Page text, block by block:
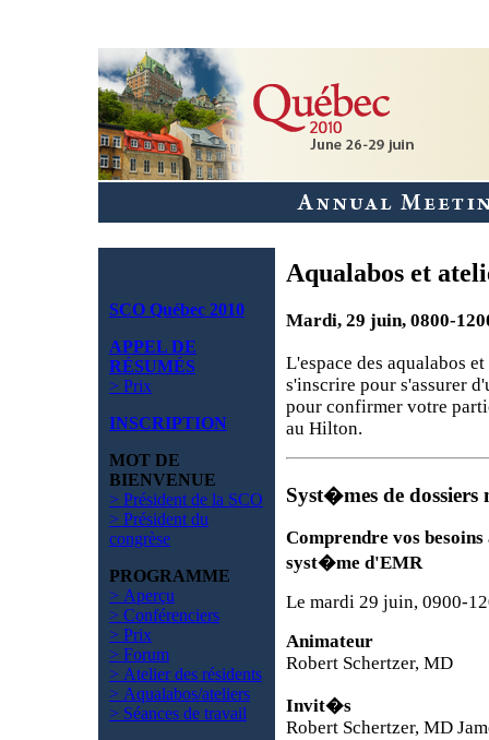
SCO Québec 2010
APPEL DE
RÉSUMÉS
> Prix
INSCRIPTION
MOT DE
BIENVENUE
> Président de la SCO
> Président du
congrèse
PROGRAMME
> Aperçu
> Conférenciers
> Prix
> Forum
> Atelier des résidents
> Aqualabos/ateliers
> Séances de travail
Aqualabos et
Mardi, 29 juin, 0800-
L'espace des aqualabos
s'inscrire pour s'assurer
pour confirmer votre
au Hilton.
Syst�mes de
Comprendre vos
syst�me d'EMR
Le mardi 29 juin, 0900-
Animateur
Robert Schertzer, MD
Invit�s
Robert Schertzer, MD